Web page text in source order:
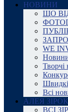
НОВИНИ
ЩО
WE
Творчі
Всі
АЛЕЯ ЗІРОК
ВСІ